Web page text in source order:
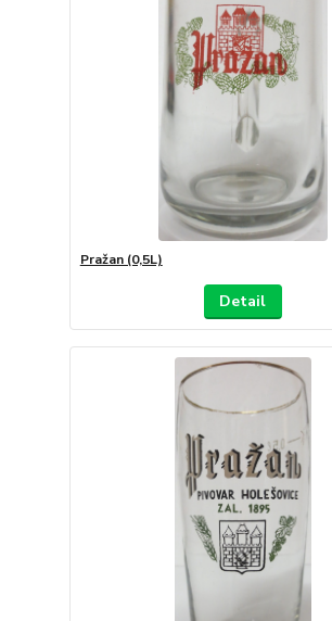
Pražan (0,5L)
Detail